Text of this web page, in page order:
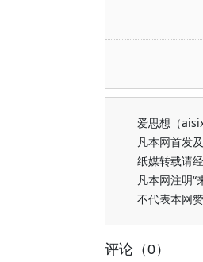
爱思想（
凡本网首发
纸媒转载请
凡本网注明
不代表本网
评论（0）